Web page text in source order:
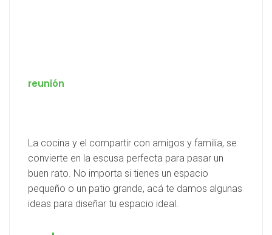
reunión
La cocina y el compartir con amigos y familia, se
convierte en la escusa perfecta para pasar un
buen rato. No importa si tienes un espacio
pequeño o un patio grande, acá te damos algunas
ideas para diseñar tu espacio ideal.